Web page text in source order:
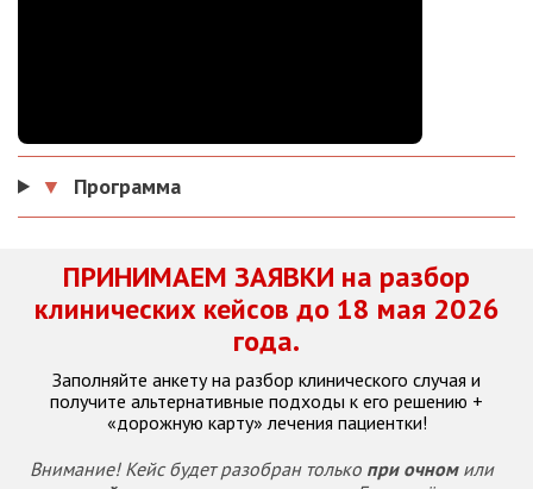
▼ Программа
ПРИНИМАЕМ ЗАЯВКИ на разбор
клинических кейсов до 18 мая 2026
года.
Заполняйте анкету на разбор клинического случая и
получите альтернативные подходы к его решению +
«дорожную карту» лечения пациентки!
Внимание! Кейс будет разобран только при очномили